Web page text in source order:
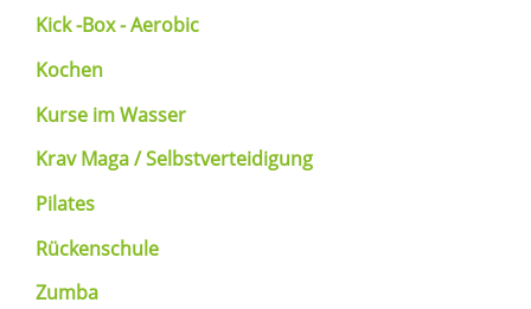
Kick -Box - Aerobic
Kochen
Kurse im Wasser
Krav Maga / Selbstverteidigung
Pilates
Rückenschule
Zumba